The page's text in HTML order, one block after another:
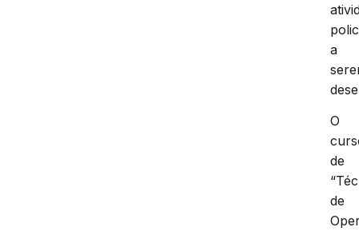
a
O
de
de